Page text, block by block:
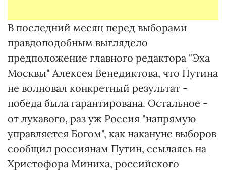
В последний месяц перед выборами
правдоподобным выглядело
предположение главного редактора "Эха
Москвы" Алексея Венедиктова, что Путина
не волновал конкретный результат -
победа была гарантирована. Остальное -
от лукавого, раз уж Россия "напрямую
управляется Богом", как накануне выборов
сообщил россиянам Путин, ссылаясь на
Христофора Миниха, российского